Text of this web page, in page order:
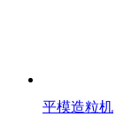
平模造粒机